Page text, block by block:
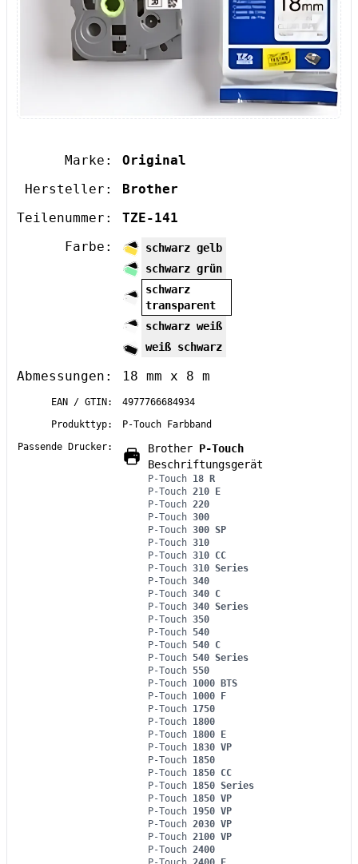
Marke:
Original
Hersteller:
Brother
Teilenummer:
TZE-141
Farbe:
schwarz gelb
schwarz grün
schwarz
transparent
schwarz weiß
weiß schwarz
Abmessungen: 18 mm x 8 m
EAN / GTIN:
4977766684934
Produkttyp:
P-Touch Farbband
Passende Drucker:
Brother P-Touch
Beschriftungsgerät
P-Touch 18 R
P-Touch 210 E
P-Touch 220
P-Touch 300
P-Touch 300 SP
P-Touch 310
P-Touch 310 CC
P-Touch 310 Series
P-Touch 340
P-Touch 340 C
P-Touch 340 Series
P-Touch 350
P-Touch 540
P-Touch 540 C
P-Touch 540 Series
P-Touch 550
P-Touch 1000 BTS
P-Touch 1000 F
P-Touch 1750
P-Touch 1800
P-Touch 1800 E
P-Touch 1830 VP
P-Touch 1850
P-Touch 1850 CC
P-Touch 1850 Series
P-Touch 1850 VP
P-Touch 1950 VP
P-Touch 2030 VP
P-Touch 2100 VP
P-Touch 2400